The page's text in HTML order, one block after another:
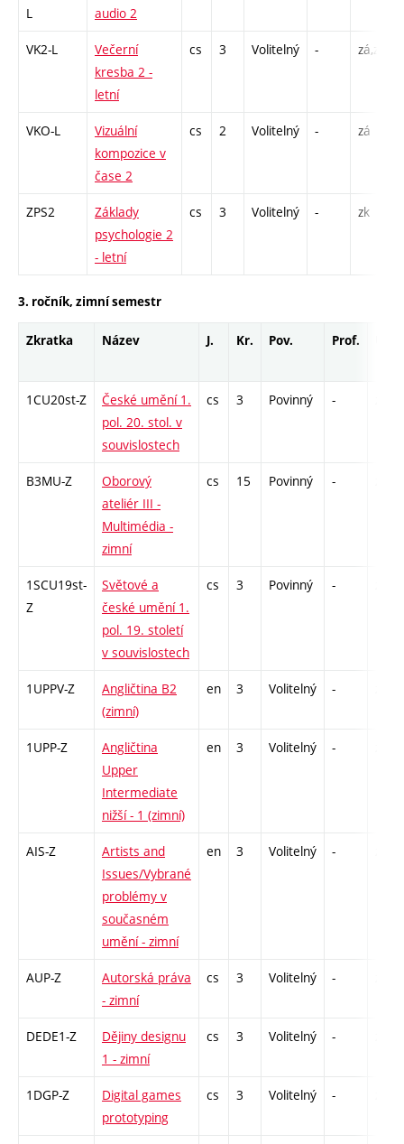
L
audio 2
VK2-L
Večerní
kresba 2 -
letní
cs 3 Volitelný - zá,zk
VKO-L
Vizuální
kompozice v
čase 2
cs 2 Volitelný - zá
ZPS2
Základy
psychologie 2
- letní
cs 3 Volitelný - zk
3. ročník, zimní semestr
Zkratka Název J. Kr. Pov. Prof.
1CU20st-Z
České umění 1.
pol. 20. stol. v
souvislostech
cs 3 Povinný -
B3MU-Z
Oborový
ateliér III -
Multimédia -
zimní
cs 15 Povinný -
1SCU19st-
Z
Světové a
české umění 1.
pol. 19. století
v souvislostech
cs 3 Povinný -
1UPPV-Z
Angličtina B2
(zimní)
en 3 Volitelný -
1UPP-Z
Angličtina
Upper
Intermediate
nižší - 1 (zimní)
en 3 Volitelný -
AIS-Z
Artists and
Issues/Vybrané
problémy v
současném
umění - zimní
en 3 Volitelný -
AUP-Z
Autorská práva
- zimní
cs 3 Volitelný -
DEDE1-Z
Dějiny designu
1 - zimní
cs 3 Volitelný -
1DGP-Z
Digital games
prototyping
cs 3 Volitelný -